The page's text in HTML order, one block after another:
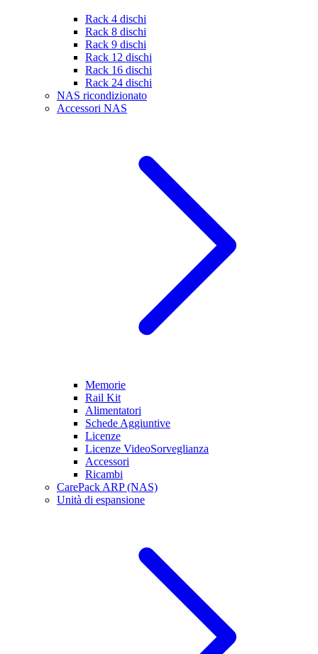
Rack 4 dischi
Rack 8 dischi
Rack 9 dischi
Rack 12 dischi
Rack 16 dischi
Rack 24 dischi
NAS ricondizionato
Accessori NAS
Memorie
Rail Kit
Alimentatori
Schede Aggiuntive
Licenze
Licenze VideoSorveglianza
Accessori
Ricambi
CarePack ARP (NAS)
Unità di espansione